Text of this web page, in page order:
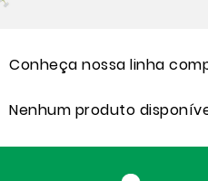
Conheça nossa linha
Nenhum produto